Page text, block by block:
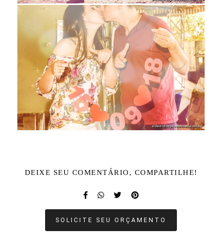
DEIXE SEU COMENTÁRIO, COMPARTILHE!
SOLICITE SEU ORÇAMENTO